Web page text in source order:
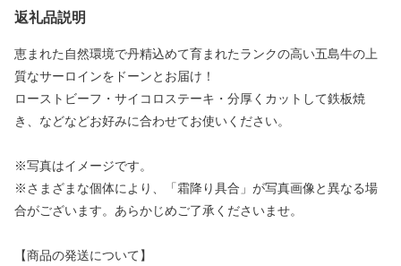
返礼品説明
恵まれた自然環境で丹精込めて育まれたランクの高い五島牛の上
質なサーロインをドーンとお届け！
ローストビーフ・サイコロステーキ・分厚くカットして鉄板焼
き、などなどお好みに合わせてお使いください。
※写真はイメージです。
※さまざまな個体により、「霜降り具合」が写真画像と異なる場
合がございます。あらかじめご了承くださいませ。
【商品の発送について】